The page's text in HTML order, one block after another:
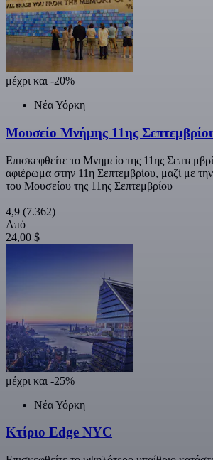
μέχρι και -20%
Νέα Υόρκη
Μουσείο Μνήμης 11ης
Επισκεφθείτε το Μνημείο της 11ης
αφιέρωμα στην 11η Σεπτεμβρίου, μαζί με
του Μουσείου της 11ης Σεπτεμβρίου
4,9 (7.362)
Από
24,00 $
μέχρι και -25%
Νέα Υόρκη
Κτίριο Edge NYC